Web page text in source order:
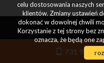
731 933
NAPISZ DO NAS
celu dostosowania naszych
klientów. Zmiany ustawień
dokonać w dowolnej chwili
Korzystanie z tej strony bez
oznacza, że będą one